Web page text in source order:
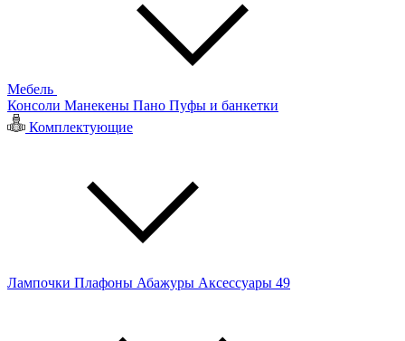
Мебель
Консоли Манекены Пано Пуфы и банкетки
Комплектующие
Лампочки Плафоны Абажуры Аксессуары 49